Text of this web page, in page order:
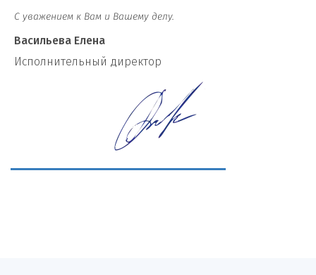
С уважением к Вам и Вашему делу.
Васильева Елена
И сполнительный директор